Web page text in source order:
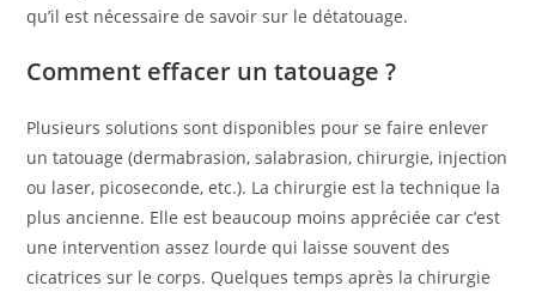
qu’il est nécessaire de savoir sur le détatouage.
Comment effacer un tatouage ?
Plusieurs solutions sont disponibles pour se faire enlever
un tatouage (dermabrasion, salabrasion, chirurgie, injection
ou laser, picoseconde, etc.). La chirurgie est la technique la
plus ancienne. Elle est beaucoup moins appréciée car c’est
une intervention assez lourde qui laisse souvent des
cicatrices sur le corps. Quelques temps après la chirurgie